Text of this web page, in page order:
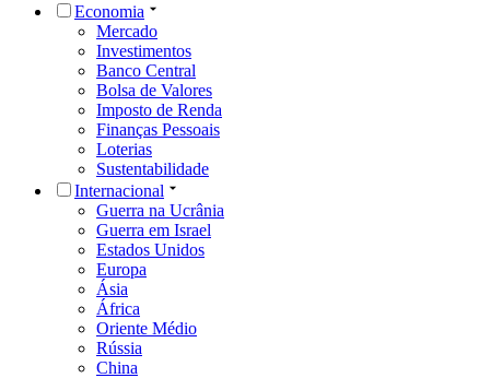
Economia
Mercado
Investimentos
Banco Central
Bolsa de Valores
Imposto de Renda
Finanças Pessoais
Loterias
Sustentabilidade
Internacional
Guerra na Ucrânia
Guerra em Israel
Estados Unidos
Europa
Ásia
África
Oriente Médio
Rússia
China